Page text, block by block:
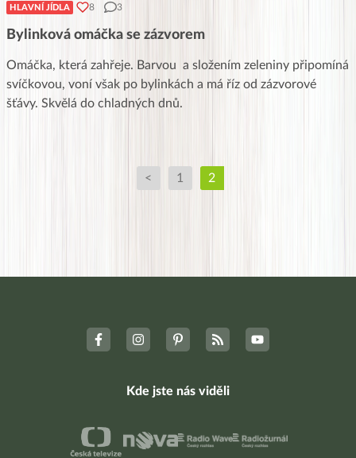
HLAVNÍ JÍDLA 8 3
Bylinková omáčka se zázvorem
Omáčka, která zahřeje. Barvou a složením zeleniny připomíná
svíčkovou, voní však po bylinkách a má říz od zázvorové
šťávy. Skvělá do chladných dnů.
< 1 2
Kde jste nás viděli